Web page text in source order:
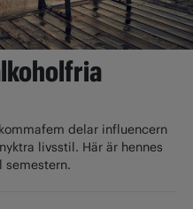
delar influencern
livsstil. Här är hennes